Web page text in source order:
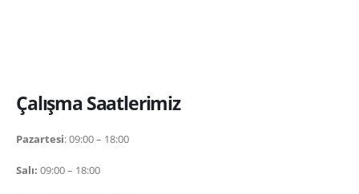
Çalışma Saatlerimiz
Pazartesi: 09:00 – 18:00
Salı: 09:00 – 18:00